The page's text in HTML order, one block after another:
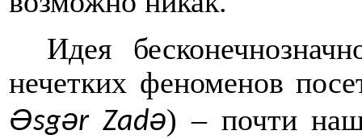
Идея
нечетких феноменов
Əsgər Zadə) – почти